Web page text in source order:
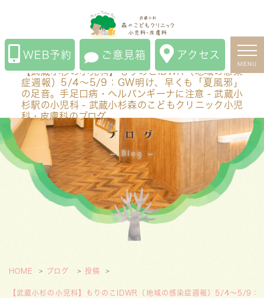
【武蔵小杉の小児科】もりのこIDWR（地域の感染症週
報）5/4〜5/9：GW明け、早くも「夏風邪」の足音。手
足口病・ヘルパンギーナに注意 - 武蔵小杉駅の小児科 -
武蔵小杉森のこどもクリニック小児科・皮膚科のブログ
WEB予約 ご意見箱 アクセス
MENU
【武蔵小杉の小児科】もりのこIDWR（地域の感染
症週報）5/4〜5/9：GW明け、早くも「夏風邪」
の足音。手足口病・ヘルパンギーナに注意 - 武蔵小
杉駅の小児科 - 武蔵小杉森のこどもクリニック小児
科・皮膚科のブログ
ブログ
Blog
HOME ブログ 投稿
【武蔵小杉の小児科】もりのこIDWR（地域の感染症週報）5/4〜5/9：